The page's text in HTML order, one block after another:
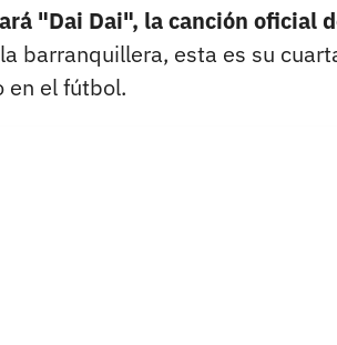
"Dai Dai", la canción oficial
barranquillera, esta es su
en el fútbol.